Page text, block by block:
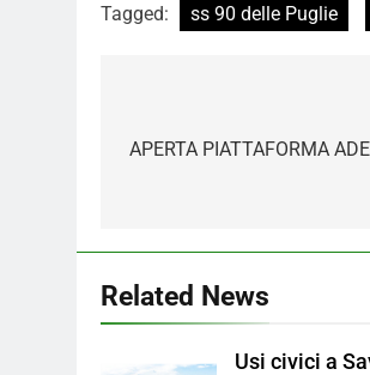
Tagged: ss 90 delle Puglie
APERTA PIATTAFORMA
Related News
Usi civici a